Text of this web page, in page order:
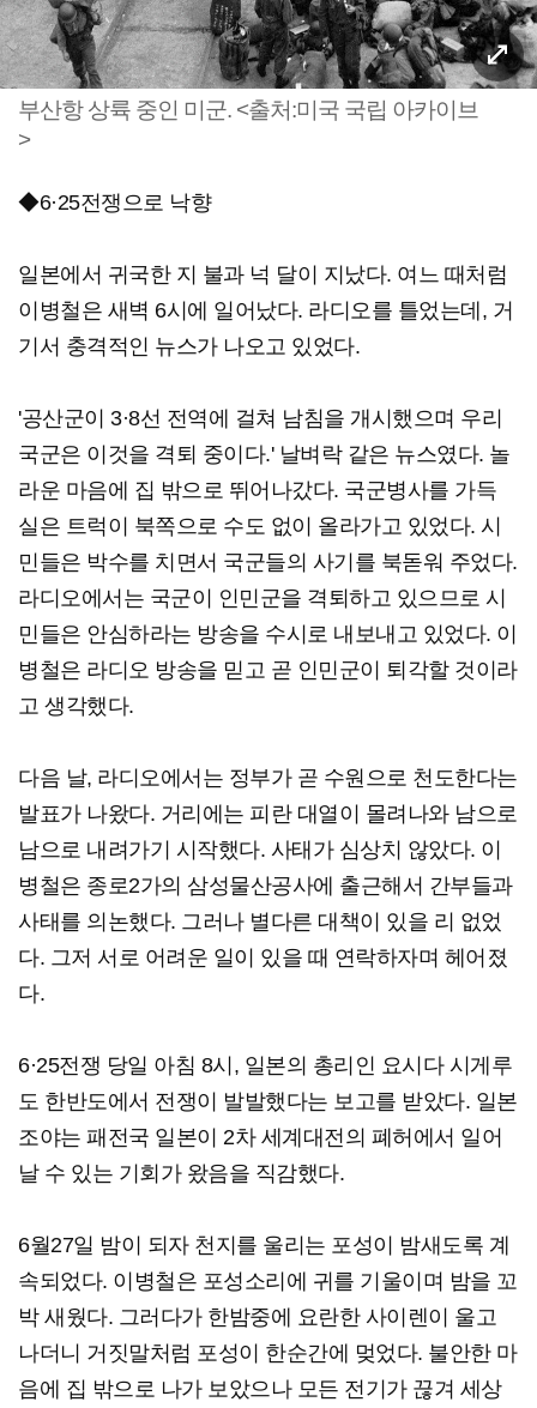
부산항 상륙 중인 미군. <출처:미국 국립 아카이브
>
◆6·25전쟁으로 낙향
일본에서 귀국한 지 불과 넉 달이 지났다. 여느 때처럼
이병철은 새벽 6시에 일어났다. 라디오를 틀었는데, 거
기서 충격적인 뉴스가 나오고 있었다.
'공산군이 3·8선 전역에 걸쳐 남침을 개시했으며 우리
국군은 이것을 격퇴 중이다.' 날벼락 같은 뉴스였다. 놀
라운 마음에 집 밖으로 뛰어나갔다. 국군병사를 가득
실은 트럭이 북쪽으로 수도 없이 올라가고 있었다. 시
민들은 박수를 치면서 국군들의 사기를 북돋워 주었다.
라디오에서는 국군이 인민군을 격퇴하고 있으므로 시
민들은 안심하라는 방송을 수시로 내보내고 있었다. 이
병철은 라디오 방송을 믿고 곧 인민군이 퇴각할 것이라
고 생각했다.
다음 날, 라디오에서는 정부가 곧 수원으로 천도한다는
발표가 나왔다. 거리에는 피란 대열이 몰려나와 남으로
남으로 내려가기 시작했다. 사태가 심상치 않았다. 이
병철은 종로2가의 삼성물산공사에 출근해서 간부들과
사태를 의논했다. 그러나 별다른 대책이 있을 리 없었
다. 그저 서로 어려운 일이 있을 때 연락하자며 헤어졌
다.
6·25전쟁 당일 아침 8시, 일본의 총리인 요시다 시게루
도 한반도에서 전쟁이 발발했다는 보고를 받았다. 일본
조야는 패전국 일본이 2차 세계대전의 폐허에서 일어
날 수 있는 기회가 왔음을 직감했다.
6월27일 밤이 되자 천지를 울리는 포성이 밤새도록 계
속되었다. 이병철은 포성소리에 귀를 기울이며 밤을 꼬
박 새웠다. 그러다가 한밤중에 요란한 사이렌이 울고
나더니 거짓말처럼 포성이 한순간에 멎었다. 불안한 마
음에 집 밖으로 나가 보았으나 모든 전기가 끊겨 세상